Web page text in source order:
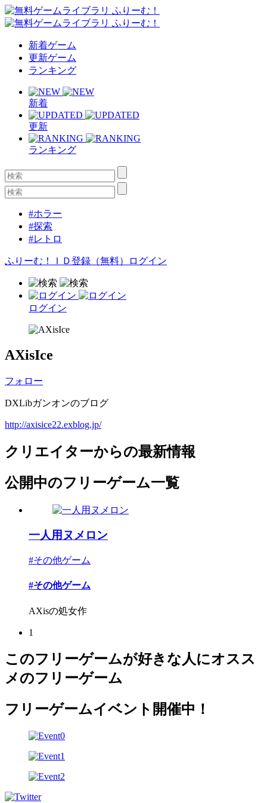
新着ゲーム
更新ゲーム
ランキング
新着
更新
ランキング
#ホラー
#探索
#レトロ
ふりーむ！ＩＤ登録（無料） ログイン
ログイン
AXisIce
フォロー
DXLibガンオンのブログ
http://axisice22.exblog.jp/
クリエイターからの最新情報
公開中のフリーゲーム一覧
一人用ヌメロン
#その他ゲーム
#その他ゲーム
AXisの処女作
1
このフリーゲームが好きな人にオスス
メのフリーゲーム
フリーゲームイベント開催中！